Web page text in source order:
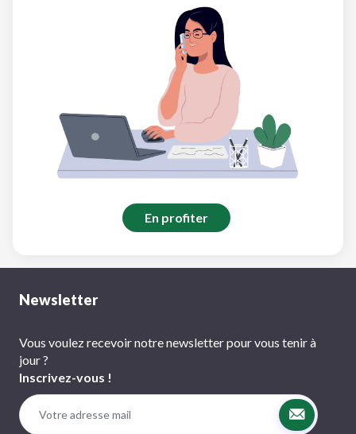
En profiter
Newsletter
Vous voulez recevoir notre newsletter pour vous tenir à
jour ?
Inscrivez-vous !